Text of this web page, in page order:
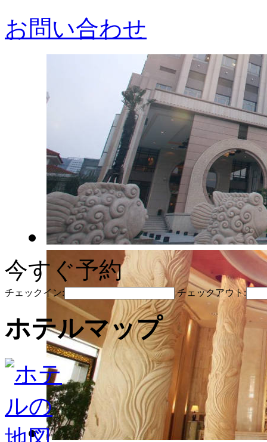
お問い合わせ
今すぐ予約
チェックイン: チェックアウト:
ホテルマップ